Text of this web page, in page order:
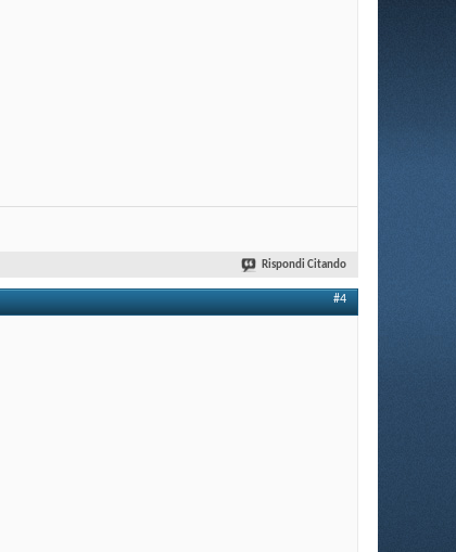
Rispondi Citando
#4